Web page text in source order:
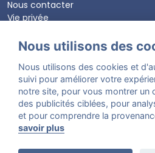
Nous contacter
Vie privée
Configuration des cookies
HORAIRES D'OUVERTURE
Du mardi au samedi de 9h à 17h,
De 17h a 19h sur rendez-vous
Nous utilisons des
Nous utilisons des cookies et
suivi pour améliorer votre
notre site, pour vous montrer un
des publicités ciblées, pour
et pour comprendre la
savoir plus